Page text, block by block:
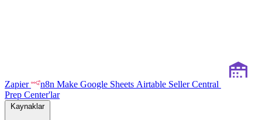
Zapier n8n Make Google Sheets Airtable Seller Central
Prep Center'lar
Kaynaklar